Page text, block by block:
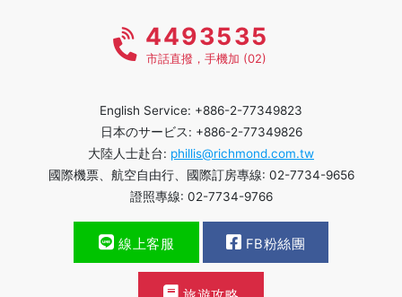
4493535
市話直撥，手機加 (02)
English Service: +886-2-77349823
日本のサービス: +886-2-77349826
大陸人士赴台: phillis@richmond.com.tw
國際機票、航空自由行、國際訂房專線: 02-7734-9656
證照專線: 02-7734-9766
線上客服 FB粉絲團